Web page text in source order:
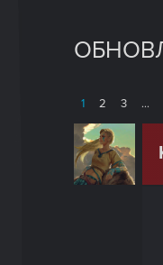
1 2 3 …